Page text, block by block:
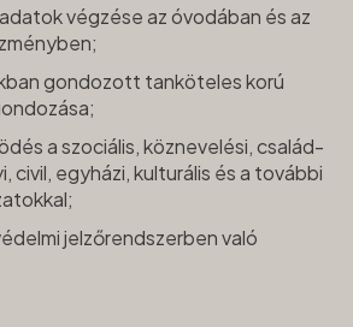
végzése az óvodában és az
gondozott tanköteles korú
a szociális, köznevelési, család-
civil, egyházi, kulturális és a további
jelzőrendszerben való